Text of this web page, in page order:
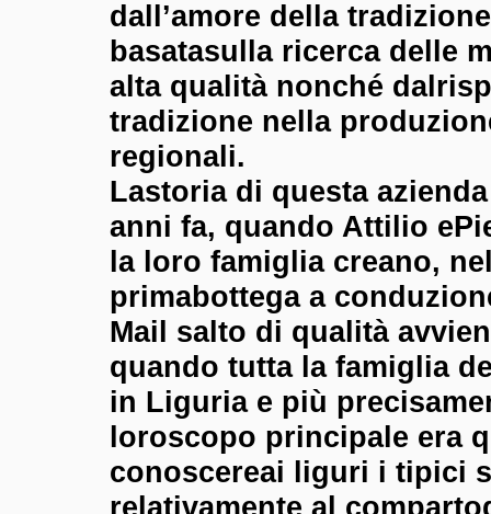
dall’amore della
basatasulla ricerca delle
alta qualità nonché
tradizione nella
regionali.
Lastoria di questa
anni fa, quando Attilio
la loro famiglia creano,
primabottega a
Mail salto di qualità
quando tutta la famiglia
in Liguria e più
loroscopo principale era
conoscereai liguri i tipici
relativamente al